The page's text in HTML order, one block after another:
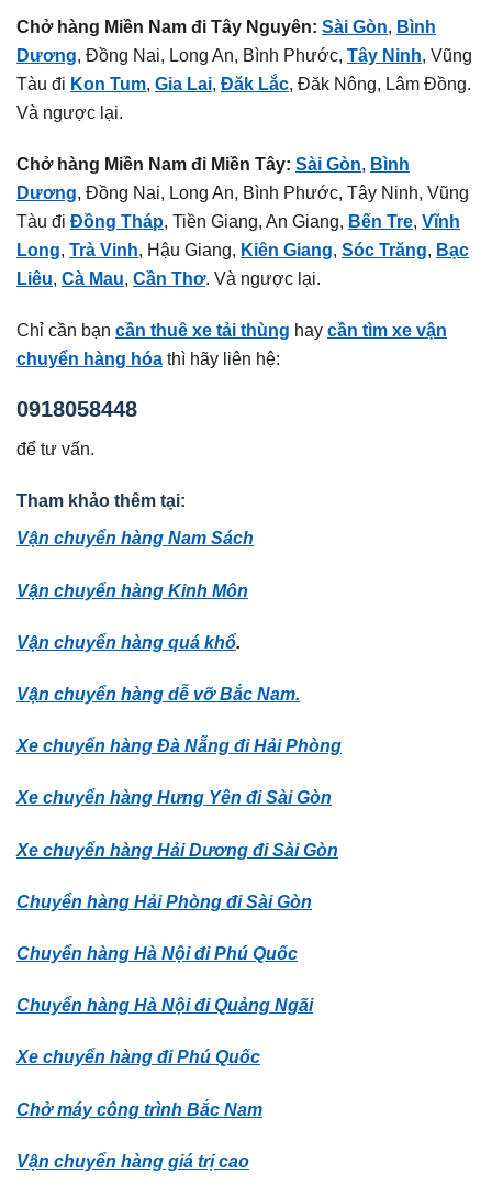
Chở hàng Miền Nam đi Tây Nguyên: Sài Gòn Bình
Dương , Đồng Nai, Long An, Bình Phước, Tây Ninh , Vũng
Tàu đi Kon Tum Gia Lai Đăk Lắc , Đăk Nông, Lâm Đồng.
Và ngược lại.
Chở hàng Miền Nam đi Miền Tây: Sài Gòn, Bình
Dương, Đồng Nai, Long An, Bình Phước, Tây Ninh, Vũng
Tàu đi Đồng Tháp, Tiền Giang, An Giang, Bến Tre, Vĩnh
Long, Trà Vinh, Hậu Giang, Kiên Giang, Sóc Trăng, Bạc
Liêu, Cà Mau, Cần Thơ. Và ngược lại.
Chỉ cần bạn cần thuê xe tải thùng hay cần tìm xe vận
chuyển hàng hóa thì hãy liên hệ:
0918058448
để tư vấn.
Tham khảo thêm tại:
Vận chuyển hàng Nam Sách
Vận chuyển hàng Kinh Môn
Vận chuyển hàng quá khổ.
Vận chuyển hàng dễ vỡ Bắc Nam.
Xe chuyển hàng Đà Nẵng đi Hải Phòng
Xe chuyển hàng Hưng Yên đi Sài Gòn
Xe chuyển hàng Hải Dương đi Sài Gòn
Chuyển hàng Hải Phòng đi Sài Gòn
Chuyển hàng Hà Nội đi Phú Quốc
Chuyển hàng Hà Nội đi Quảng Ngãi
Xe chuyển hàng đi Phú Quốc
Chở máy công trình Bắc Nam
Vận chuyển hàng giá trị cao